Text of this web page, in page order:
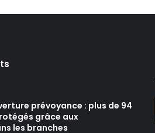
prévoyance : plus de 94
grâce aux
les branches